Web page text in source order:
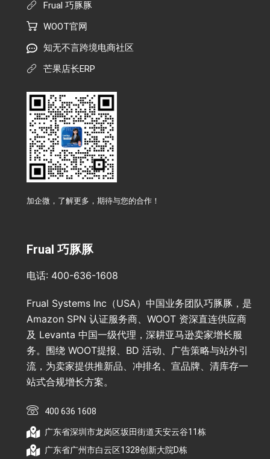
Frual 巧豚豚
WOOT官网
知无不言跨境电商社区
芒果店长ERP
加企微，了解更多，期待与您的合作！
Frual 巧豚豚
电话: 400-636-1608
Frual Systems Inc（USA）中国业务团队巧豚豚，是
Amazon SPN 认证服务商、WOOT 资深直连供应商
及 Levanta 中国一级代理，深耕亚马逊卖家增长服
务。围绕 WOOT提报、BD 活动、广告策略与站外引
流，为卖家提供推新品、冲排名、宣品牌、清库存一
站式合规增长方案。
400 636 1608
广东省深圳市龙岗区坂田街道天安云谷11栋
广东省广州市白云区1328创新大院D栋